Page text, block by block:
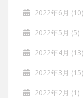
2022年6月 (10)
2022年5月 (5)
2022年4月 (13)
2022年3月 (15)
2022年2月 (1)